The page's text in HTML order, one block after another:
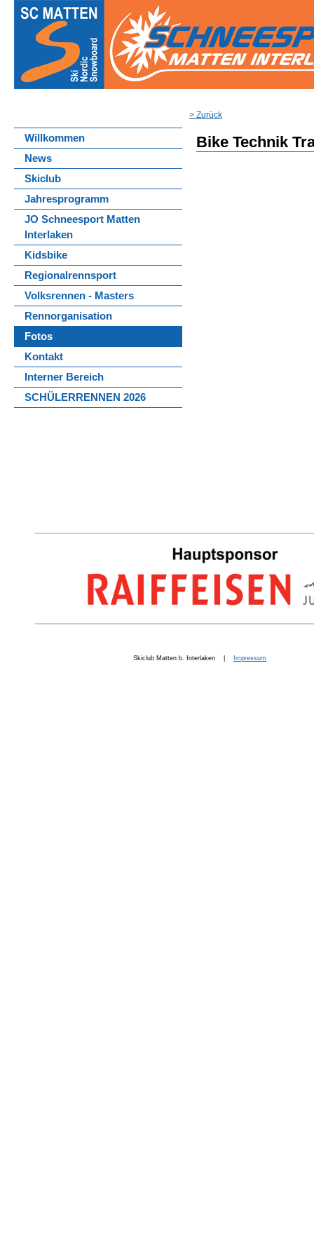
Willkommen
News
Skiclub
Jahresprogramm
JO Schneesport Matten
Interlaken
Kidsbike
Regionalrennsport
Volksrennen - Masters
Rennorganisation
Fotos
Kontakt
Interner Bereich
SCHÜLERRENNEN 2026
> Zurück
Bike Technik
Skiclub Matten b. Interlaken | Impressum